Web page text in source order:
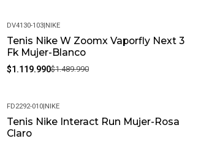
este detalle al realizar su compra.
-25%
DV4130-103|NIKE
Tenis Nike W Zoomx Vaporfly Next 3
Fk Mujer-Blanco
$1.119.990$1.489.990
-19%
FD2292-010|NIKE
Tenis Nike Interact Run Mujer-Rosa
Claro